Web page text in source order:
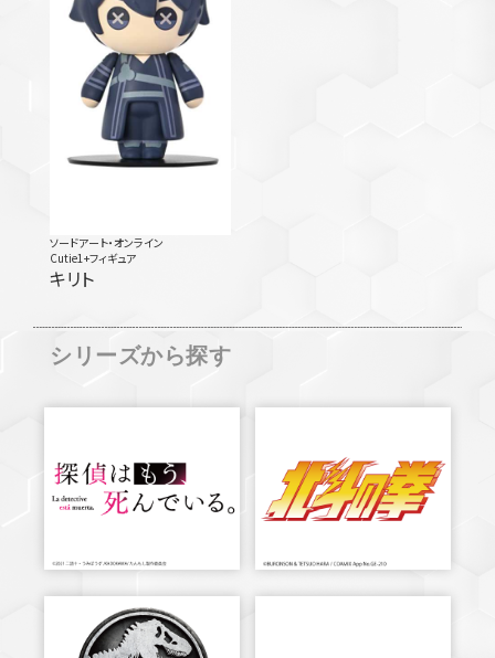
ソードアート・オンライン
Cutie1+フィギュア
キリト
シリーズから探す